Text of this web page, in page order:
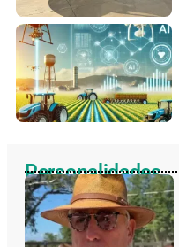
Personalidades